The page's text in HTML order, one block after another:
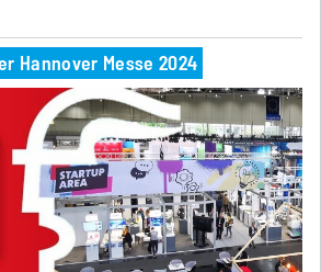
Hannover Messe 2024